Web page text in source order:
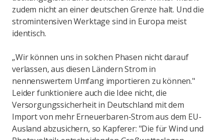
zudem nicht an einer deutschen Grenze halt. Und die
stromintensiven Werktage sind in Europa meist
identisch.
„Wir können uns in solchen Phasen nicht darauf
verlassen, aus diesen Ländern Strom in
nennenswertem Umfang importieren zu können."
Leider funktioniere auch die Idee nicht, die
Versorgungssicherheit in Deutschland mit dem
Import von mehr Erneuerbaren-Strom aus dem EU-
Ausland abzusichern, so Kapferer: "Die für Wind und